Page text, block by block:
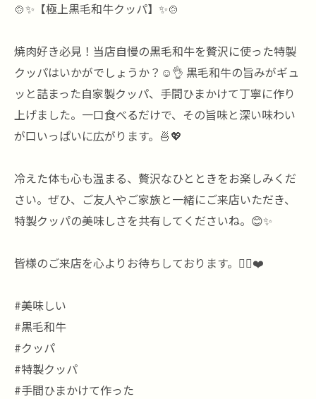
🍲✨【極上黒毛和牛クッパ】✨🍲
焼肉好き必見！当店自慢の黒毛和牛を贅沢に使った特製
クッパはいかがでしょうか？☺️👌 黒毛和牛の旨みがギュ
ッと詰まった自家製クッパ、手間ひまかけて丁寧に作り
上げました。一口食べるだけで、その旨味と深い味わい
が口いっぱいに広がります。🍜💖
冷えた体も心も温まる、贅沢なひとときをお楽しみくだ
さい。ぜひ、ご友人やご家族と一緒にご来店いただき、
特製クッパの美味しさを共有してくださいね。😊✨
皆様のご来店を心よりお待ちしております。🙇‍♂️❤️
#美味しい
#黒毛和牛
#クッパ
#特製クッパ
#手間ひまかけて作った